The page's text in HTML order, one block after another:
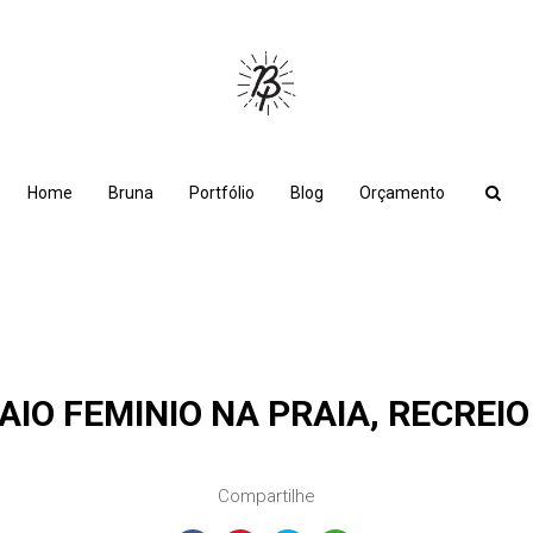
Home Bruna Portfólio Blog Orçamento
FEMINIO NA PRAIA,
Compartilhe